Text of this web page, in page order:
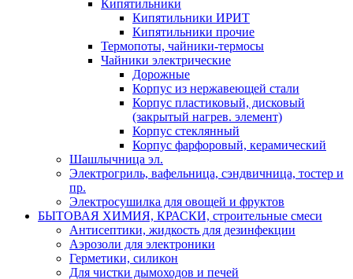
Кипятильники
Кипятильники ИРИТ
Кипятильники прочие
Термопоты, чайники-термосы
Чайники электрические
Дорожные
Корпус из нержавеющей стали
Корпус пластиковый, дисковый
(закрытый нагрев. элемент)
Корпус стеклянный
Корпус фарфоровый, керамический
Шашлычница эл.
Электрогриль, вафельница, сэндвичница, тостер и
пр.
Электросушилка для овощей и фруктов
БЫТОВАЯ ХИМИЯ, КРАСКИ, строительные смеси
Антисептики, жидкость для дезинфекции
Аэрозоли для электроники
Герметики, силикон
Для чистки дымоходов и печей